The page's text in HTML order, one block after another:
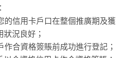
的信⽤卡⼾⼝在整個推廣期及獲
況良好；
合資格簽賬前成功進⾏登記；